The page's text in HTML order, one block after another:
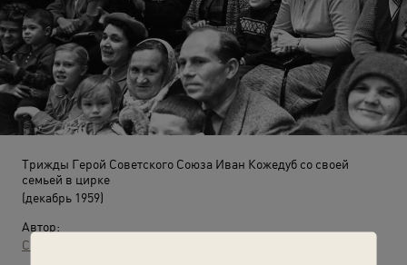
Трижды Герой Советского Союза Иван Кожедуб со своей
семьей в цирке
(декабрь 1959)
Автор:
Семен Мишин-Моргенштерн